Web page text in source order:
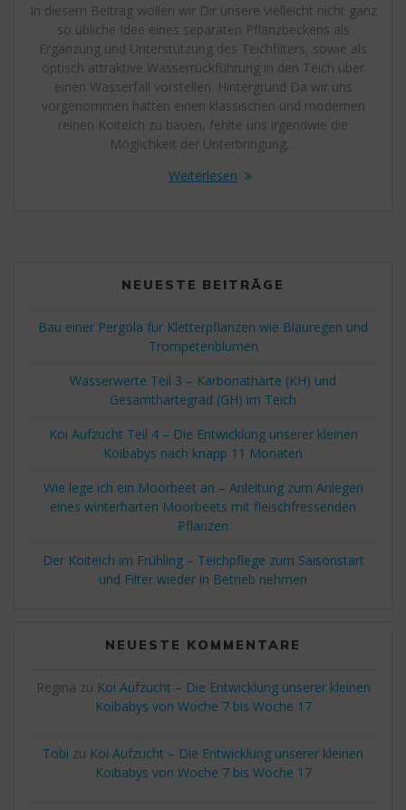
In diesem Beitrag wollen wir Dir unsere vielleicht nicht ganz
so übliche Idee eines separaten Pflanzbeckens als
Ergänzung und Unterstützung des Teichfilters, sowie als
optisch attraktive Wasserrückführung in den Teich über
einen Wasserfall vorstellen. Hintergrund Da wir uns
vorgenommen hatten einen klassischen und modernen
reinen Koiteich zu bauen, fehlte uns irgendwie die
Möglichkeit der Unterbringung…
Weiterlesen
NEUESTE BEITRÄGE
Bau einer Pergola für Kletterpflanzen wie Blauregen und
Trompetenblumen
Wasserwerte Teil 3 – Karbonathärte (KH) und
Gesamthärtegrad (GH) im Teich
Koi Aufzucht Teil 4 – Die Entwicklung unserer kleinen
Koibabys nach knapp 11 Monaten
Wie lege ich ein Moorbeet an – Anleitung zum Anlegen
eines winterharten Moorbeets mit fleischfressenden
Pflanzen
Der Koiteich im Frühling – Teichpflege zum Saisonstart
und Filter wieder in Betrieb nehmen
NEUESTE KOMMENTARE
Regina zu Koi Aufzucht – Die Entwicklung unserer kleinen
Koibabys von Woche 7 bis Woche 17
Tobi zu Koi Aufzucht – Die Entwicklung unserer kleinen
Koibabys von Woche 7 bis Woche 17